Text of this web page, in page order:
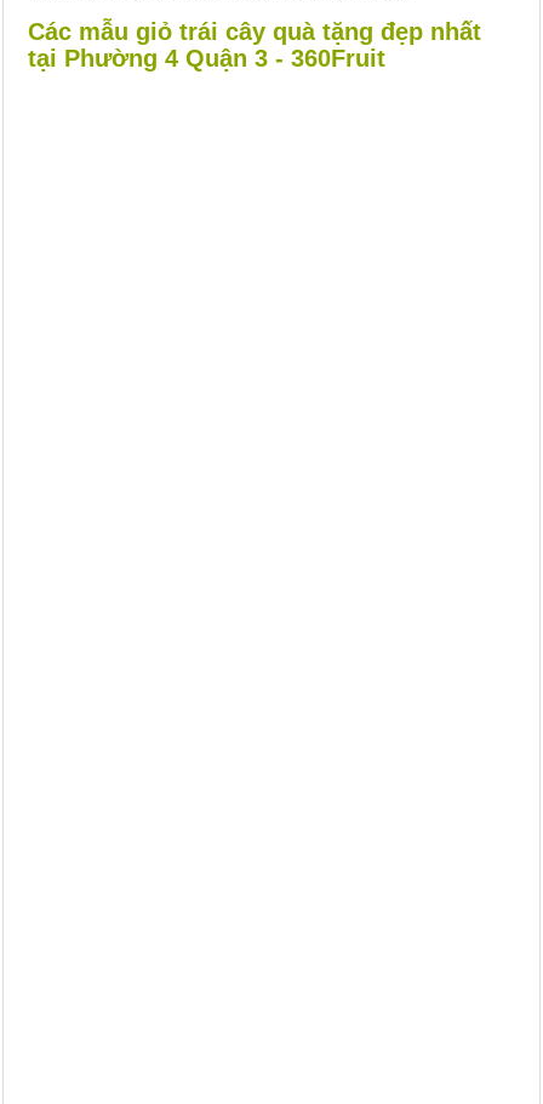
Các mẫu giỏ trái cây quà tặng đẹp nhất
tại Phường 4 Quận 3 - 360Fruit